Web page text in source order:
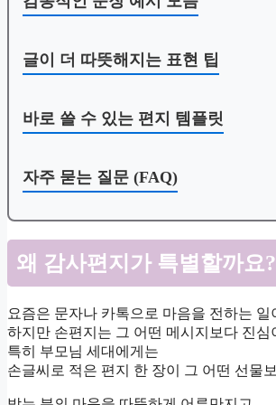
글이 더 따뜻해지는 표현 팁
바로 쓸 수 있는 편지 템플릿
자주 묻는 질문 (FAQ)
왜 감사편지가 특별할까요?
요즘은 문자나 카톡으로 마음을 전하는 일
하지만 손편지는 그 어떤 메시지보다 진심
특히 부모님 세대에게는
손글씨로 적은 편지 한 장이 그 어떤 선물